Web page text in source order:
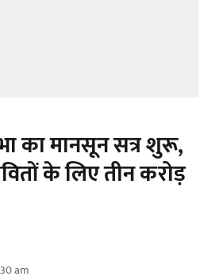
का मानसून सत्र शुरू,
के लिए तीन करोड़
am